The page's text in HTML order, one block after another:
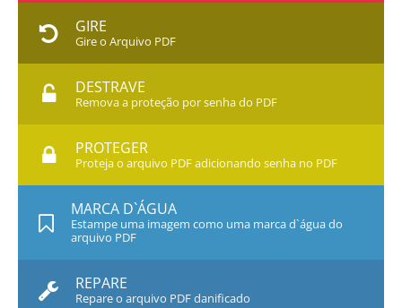
GIRE
Gire o Arquivo PDF
DESTRAVE
Remova a proteção por senha do PDF
PROTEGER
Proteja o arquivo PDF adicionando senha no PDF
MARCA D`ÁGUA
Estampe uma imagem como uma marca d`água do
arquivo PDF
REPARE
Repare o arquivo PDF danificado